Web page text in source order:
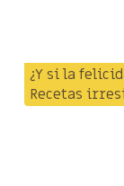
¿Y si la
Recetas